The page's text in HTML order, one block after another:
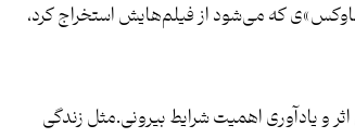
که می‌شود از فیلم‌هایش استخراج کرد،
و یادآوری اهمیت شرایط بیرونی.مثل زندگی